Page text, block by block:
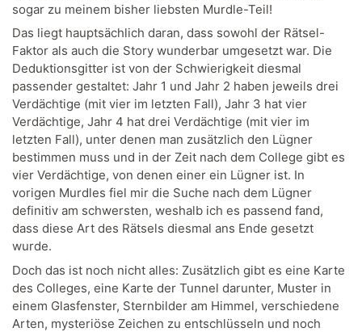
sogar zu meinem bisher liebsten Murdle-Teil!
Das liegt hauptsächlich daran, dass sowohl der Rätsel-
Faktor als auch die Story wunderbar umgesetzt war. Die
Deduktionsgitter ist von der Schwierigkeit diesmal
passender gestaltet: Jahr 1 und Jahr 2 haben jeweils drei
Verdächtige (mit vier im letzten Fall), Jahr 3 hat vier
Verdächtige, Jahr 4 hat drei Verdächtige (mit vier im
letzten Fall), unter denen man zusätzlich den Lügner
bestimmen muss und in der Zeit nach dem College gibt es
vier Verdächtige, von denen einer ein Lügner ist. In
vorigen Murdles fiel mir die Suche nach dem Lügner
definitiv am schwersten, weshalb ich es passend fand,
dass diese Art des Rätsels diesmal ans Ende gesetzt
wurde.
Doch das ist noch nicht alles: Zusätzlich gibt es eine Karte
des Colleges, eine Karte der Tunnel darunter, Muster in
einem Glasfenster, Sternbilder am Himmel, verschiedene
Arten, mysteriöse Zeichen zu entschlüsseln und noch